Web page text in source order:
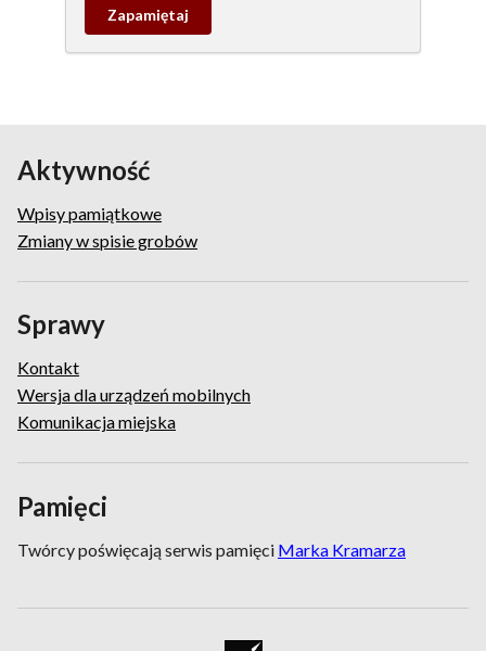
Zapamietaj
wpis
Aktywność
Wpisy pamiątkowe
Zmiany w spisie grobów
Sprawy
Kontakt
Wersja dla urządzeń mobilnych
Komunikacja miejska
Pamięci
Twórcy poświęcają serwis pamięci Marka Kramarza